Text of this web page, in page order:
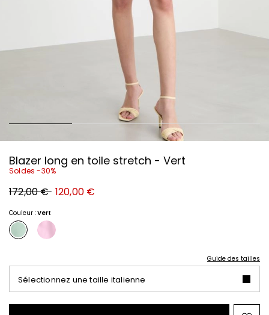
Blazer long en toile stretch - Vert
Soldes -30%
Prix
original
€
172,00 € Nouveau
prix
120,00 €
Couleur :Vert
Guide des tailles
Sélectionnez une taille italienne